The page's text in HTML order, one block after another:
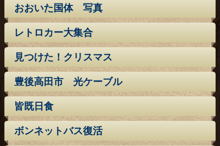
おおいた国体 写真
レトロカー大集合
見つけた！クリスマス
豊後高田市 光ケーブル
皆既日食
ボンネットバス復活